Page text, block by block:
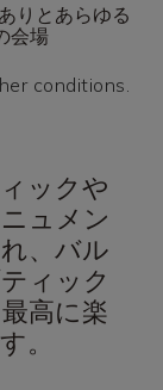
りとあらゆる
会場
conditions.
ックや
ュメン
、バル
ィック
高に楽
。